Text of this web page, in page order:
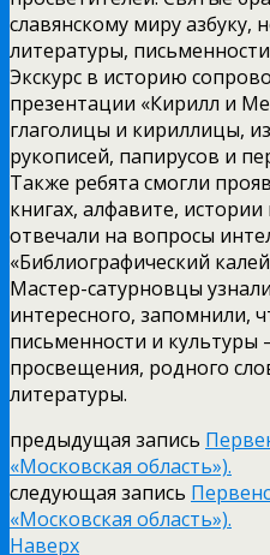
славянскому миру азбуку,
литературы,
Экскурс в историю
презентации «Кирилл и
глаголицы и кириллицы,
рукописей, папирусов и
Также ребята смогли
книгах, алфавите,
отвечали на вопросы
«Библиографический
Мастер-сатурновцы
интересного, запомнили,
письменности и культуры
просвещения, родного
литературы.
предыдущая запись
«Московская область»).
следующая запись
«Московская область»).
Наверх